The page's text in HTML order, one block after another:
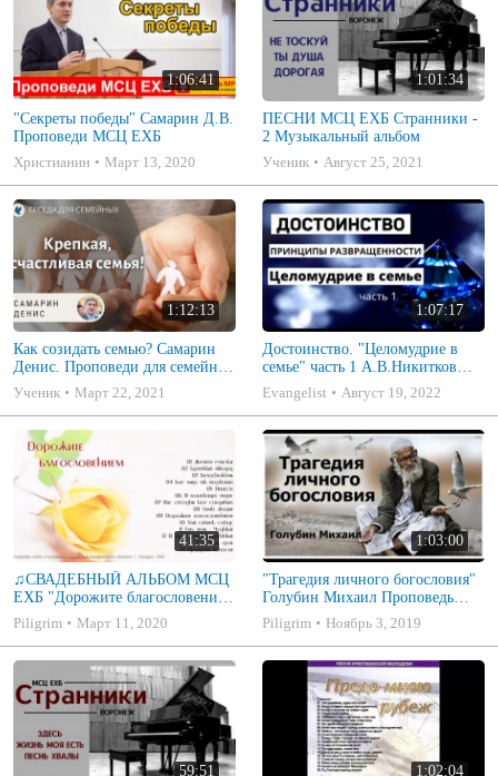
1:06:41
"Секреты победы" Самарин Д.В.
Проповеди МСЦ ЕХБ
Христианин
Март 13, 2020
1:01:34
ПЕСНИ МСЦ ЕХБ Странники -
2 Музыкальный альбом
Ученик
Август 25, 2021
1:12:13
Как созидать семью? Самарин
Денис. Проповеди для семейных
МСЦ ЕХБ
Ученик Март 22, 2021
1:07:17
Достоинство. "Целомудрие в
семье" часть 1 А.В.Никитков
Беседа для семейных МСЦ ЕХБ
Evangelist Август 19, 2022
41:35
♫СВАДЕБНЫЙ АЛЬБОМ МСЦ
ЕХБ "Дорожите благословением
- Христианские песни.
Музыкальный диск. Псалмы
Piligrim Март 11, 2020
1:03:00
"Трагедия личного богословия"
Голубин Михаил Проповедь
2019
Piligrim Ноябрь 3, 2019
59:51 1:02:04